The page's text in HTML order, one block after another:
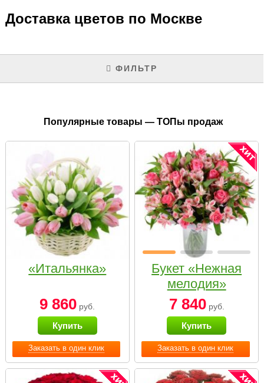
Доставка цветов по Москве
ФИЛЬТР
Популярные товары — ТОПы продаж
Заказать в один клик
«Итальянка»
9 860 руб.
Купить
Заказать в один клик
Букет «Нежная
мелодия»
7 840руб.
Купить